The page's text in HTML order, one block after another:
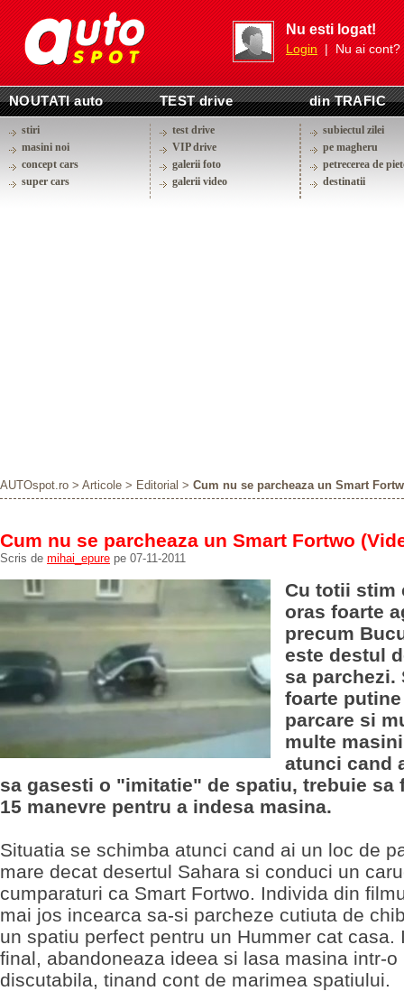
Nu esti logat!
Login| Nu ai cont?
NOUTATI auto TEST drive din TRAFIC
stiri
masini noi
concept cars
super cars
test drive
VIP drive
galerii foto
galerii video
subiectul zilei
pe magheru
petrecerea de
destinatii
AUTOspot.ro > Articole > Editorial > Cum nu se parcheaza un Smart
Cum nu se parcheaza un Smart Fortwo
Scris de mihai_epure pe 07-11-2011
Cu totii stim
oras foarte
precum
este destul
sa parchezi.
foarte
parcare si
multe
atunci cand
sa gasesti o "imitatie" de spatiu, trebuie sa
15 manevre pentru a indesa masina.
Situatia se schimba atunci cand ai un loc de
mare decat desertul Sahara si conduci un
cumparaturi ca Smart Fortwo. Individa din
mai jos incearca sa-si parcheze cutiuta de
un spatiu perfect pentru un Hummer cat casa.
final, abandoneaza ideea si lasa masina intr-o
discutabila, tinand cont de marimea spatiului.